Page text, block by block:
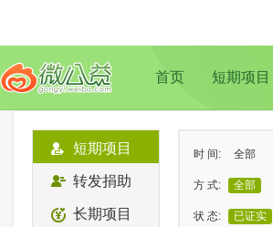
首页 短期项目
短期项目
转发捐助
长期项目
时 间: 全部
方 式: 全部
状 态: 已证实